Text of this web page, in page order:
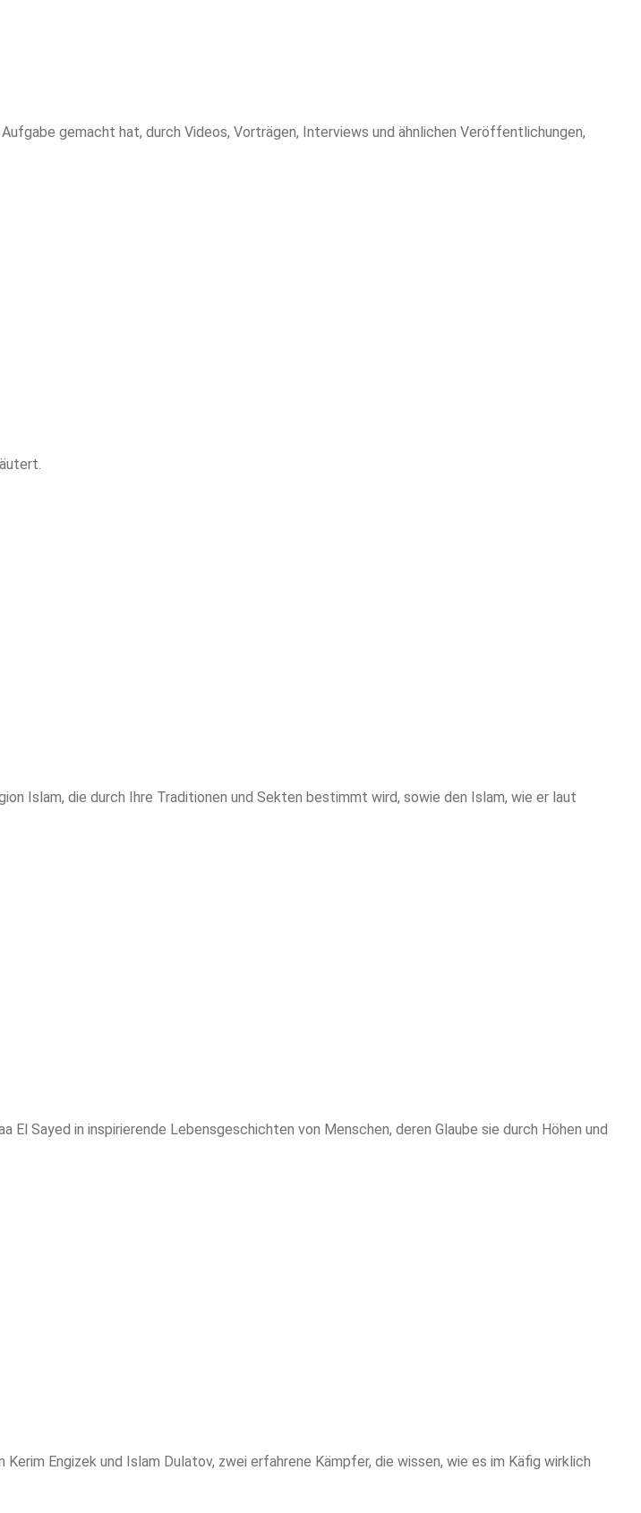
gemacht hat, durch Videos, Vorträgen, Interviews und ähnlichen Veröffentlichungen,
Islam, die durch Ihre Traditionen und Sekten bestimmt wird, sowie den Islam, wie er laut
Sayed in inspirierende Lebensgeschichten von Menschen, deren Glaube sie durch Höhen und
Engizek und Islam Dulatov, zwei erfahrene Kämpfer, die wissen, wie es im Käfig wirklich